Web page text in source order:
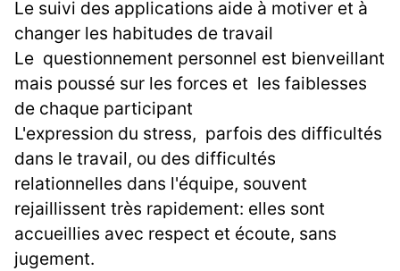
Le suivi des applications aide à motiver et à
changer les habitudes de travail
Le questionnement personnel est bienveillant
mais poussé sur les forces et les faiblesses
de chaque participant
L'expression du stress, parfois des difficultés
dans le travail, ou des difficultés
relationnelles dans l'équipe, souvent
rejaillissent très rapidement: elles sont
accueillies avec respect et écoute, sans
jugement.